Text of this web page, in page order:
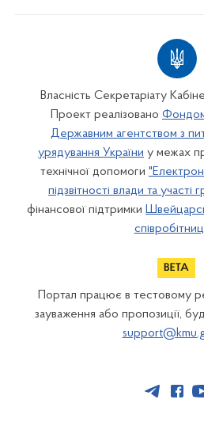
Власність Секретаріату
Проект реалізовано
Державним агентством з
урядування України у межах
технічної допомоги
підзвітності влади та участі
фінансової підтримки
Портал працює в тестовому
зауваження або пропозиції,